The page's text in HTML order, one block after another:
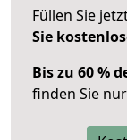
Füllen Sie
Sie
Bis zu 60 %
finden Sie